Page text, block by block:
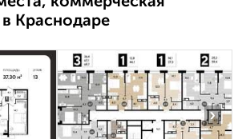
Краснодаре
›